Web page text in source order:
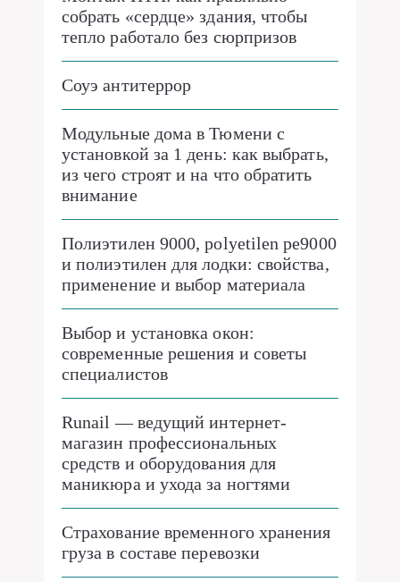
собрать «сердце» здания, чтобы
тепло работало без сюрпризов
Соуэ антитеррор
Модульные дома в Тюмени с
установкой за 1 день: как выбрать,
из чего строят и на что обратить
внимание
Полиэтилен 9000, polyetilen pe9000
и полиэтилен для лодки: свойства,
применение и выбор материала
Выбор и установка окон:
современные решения и советы
специалистов
Runail — ведущий интернет-
магазин профессиональных
средств и оборудования для
маникюра и ухода за ногтями
Страхование временного хранения
груза в составе перевозки